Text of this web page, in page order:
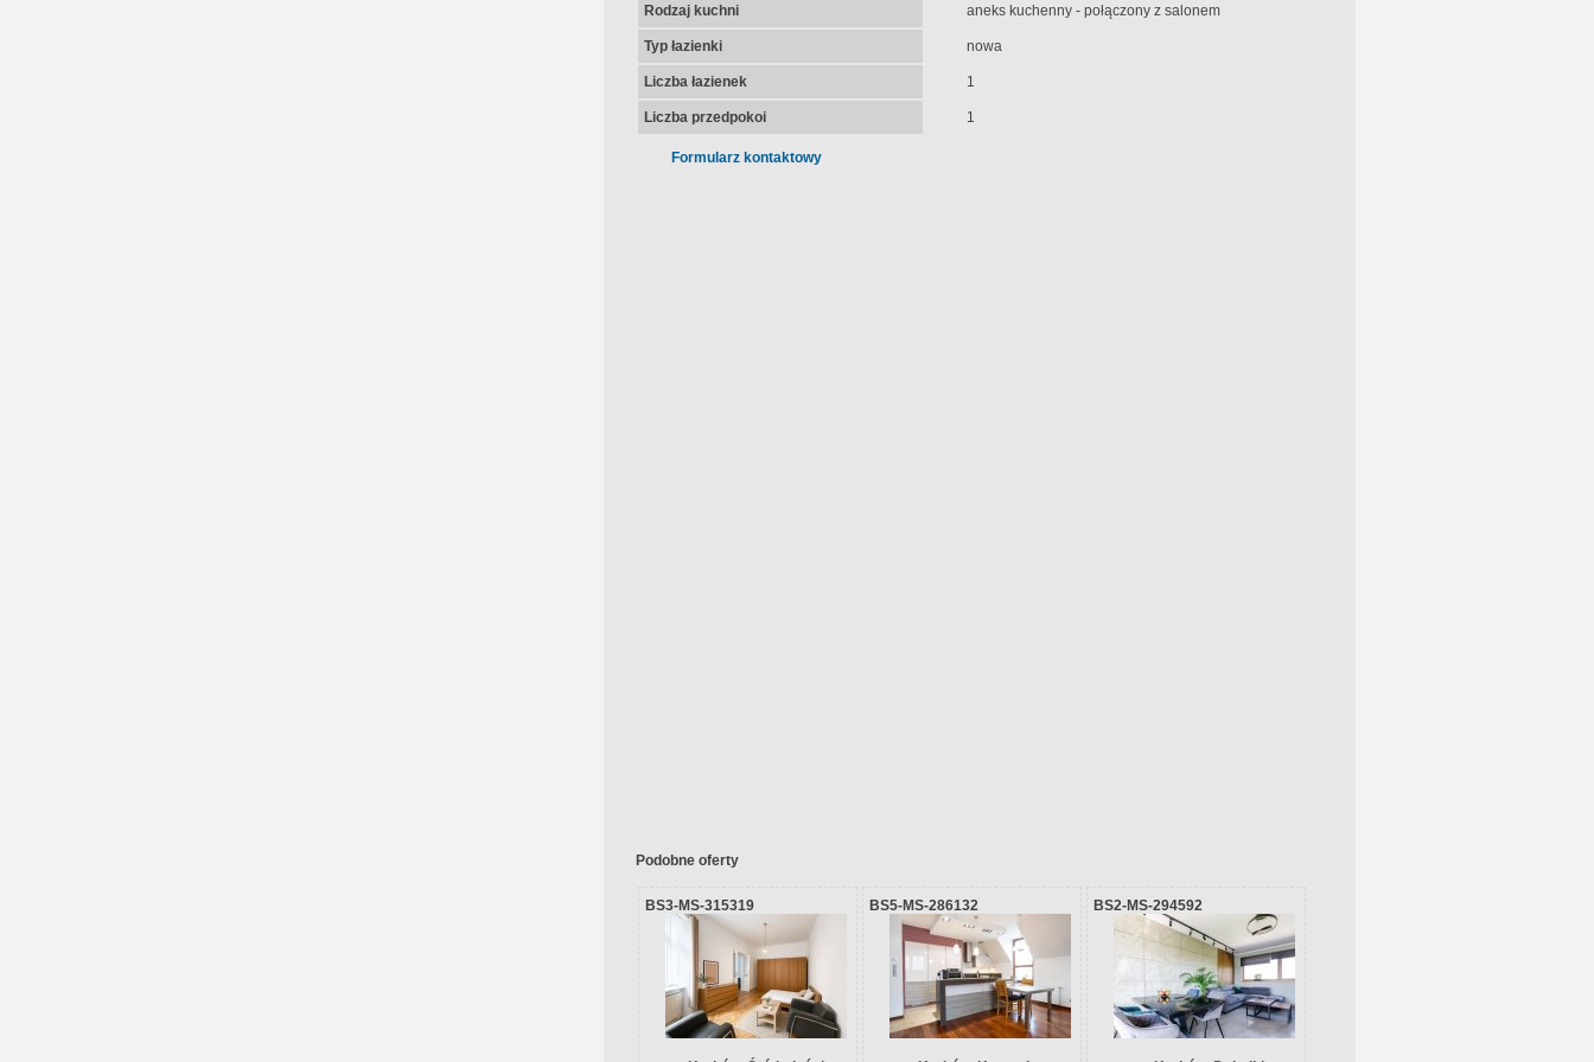
Rodzaj kuchni aneks kuchenny - połączony z salonem
Typ łazienki nowa
Liczba łazienek 1
Liczba przedpokoi 1
Formularz kontaktowy
Podobne oferty
BS3-MS-315319 BS5-MS-286132 BS2-MS-294592